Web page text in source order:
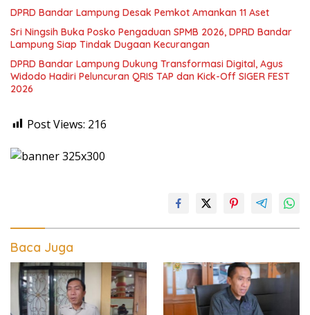
DPRD Bandar Lampung Desak Pemkot Amankan 11 Aset
Sri Ningsih Buka Posko Pengaduan SPMB 2026, DPRD Bandar
Lampung Siap Tindak Dugaan Kecurangan
DPRD Bandar Lampung Dukung Transformasi Digital, Agus
Widodo Hadiri Peluncuran QRIS TAP dan Kick-Off SIGER FEST
2026
Post Views: 216
Baca Juga